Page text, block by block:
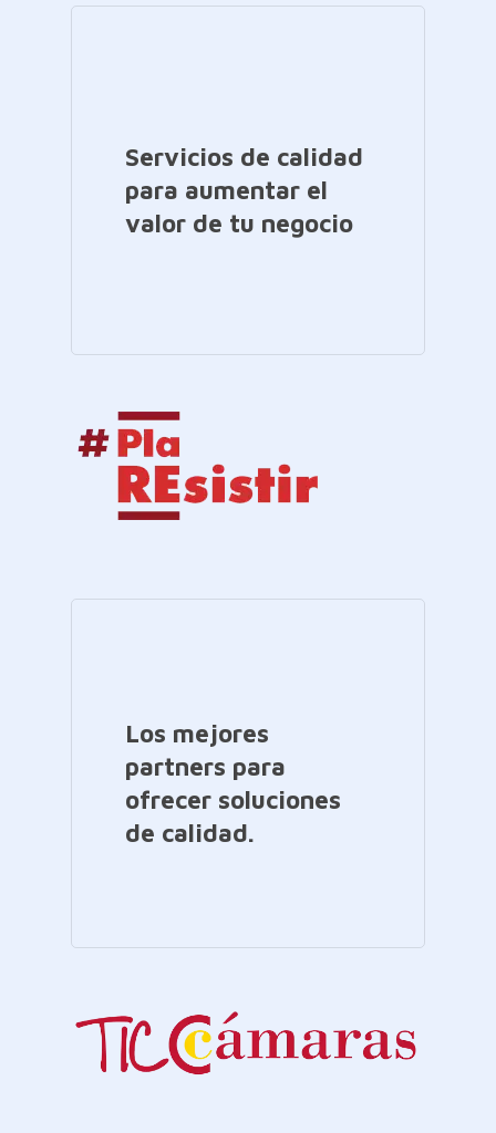
Servicios de calidad
para aumentar el
valor de tu negocio
Los mejores
partners para
ofrecer soluciones
de calidad.